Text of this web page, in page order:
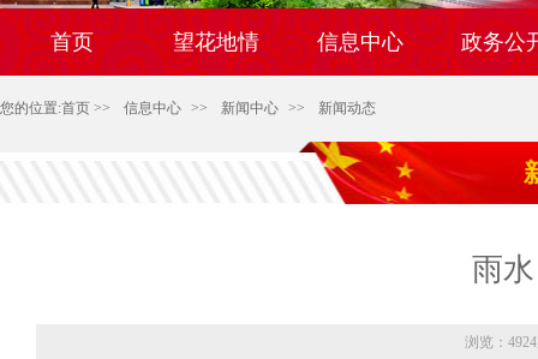
首页 望花地情 信息中心 政务公
您的位置:首页 >> 信息中心 >> 新闻中心 >> 新闻动态
雨
浏览：